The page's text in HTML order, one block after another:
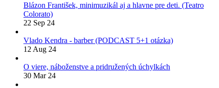
Blázon František, minimuzikál aj a hlavne pre deti. (Teatro
Colorato)
22 Sep 24
Vlado Kendra - barber (PODCAST 5+1 otázka)
12 Aug 24
O viere, náboženstve a pridružených úchylkách
30 Mar 24